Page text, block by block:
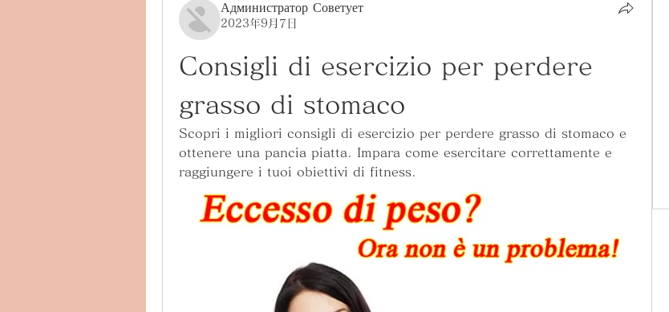
Администратор Советует
2023年9月7日
Consigli di esercizio per perdere
grasso di stomaco
Scopri i migliori consigli di esercizio per perdere grasso di stomaco e
ottenere una pancia piatta. Impara come esercitare correttamente e
raggiungere i tuoi obiettivi di fitness.